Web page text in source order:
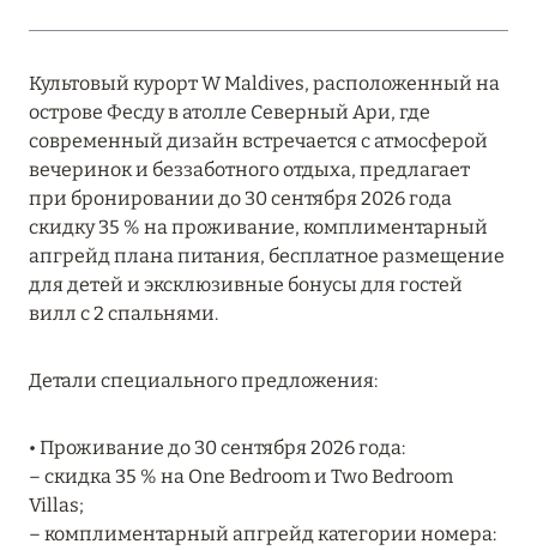
ASTORIA MALDIVES ITHAAFUSHI, МАЛЬДИВЫ
Подробнее
12 ноября 2025
MANDARIN ORIENTAL JUMEIRA — SUITE
NOVEMBER
Подробнее
ЗАБРОНИРУЙТЕ FOUR SEASONS RESORT
DUBAI AT JUMEIRAH BEACH ПО ЛУЧШИМ
ЦЕНАМ
Культовый курорт W Maldives, расположенный на
острове Фесду в атолле Северный Ари, где
современный дизайн встречается с атмосферой
вечеринок и беззаботного отдыха, предлагает
при бронировании до 30 сентября 2026 года
скидку 35 % на проживание, комплиментарный
апгрейд плана питания, бесплатное размещение
для детей и эксклюзивные бонусы для гостей
вилл с 2 спальнями.
Детали специального предложения:
• Проживание до 30 сентября 2026 года:
– скидка 35 % на One Bedroom и Two Bedroom
Villas;
– комплиментарный апгрейд категории номера: